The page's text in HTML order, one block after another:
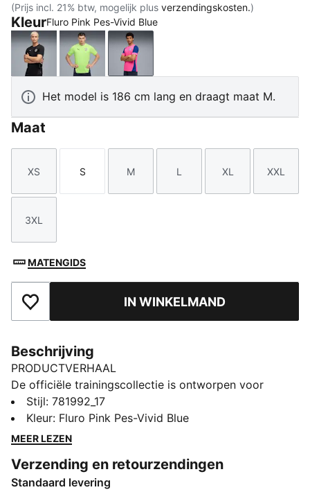
(Prijs incl. 21% btw, mogelijk plus verzendingskosten.)
KleurFluro Pink Pes-Vivid Blue
PUMA Black-PUMA Silver
Fizzy Apple-Blue Violet
Fluro Pink Pes-Vivid Blue
Het model is 186 cm lang en draagt maat M.
Maat
Maat
XS
Maat
S
Maat
M
Maat
L
Maat
XL
Maat
XXL
Maat
3XL
MATENGIDS
Toegevoegd aan favorietenIN WINKELMAND
Beschrijving
PRODUCTVERHAAL
De officiële trainingscollectie is ontworpen voor
topprestaties en is gemaakt voor het seizoen-25/26.
Deze stukken worden gedragen door de profs en
combineren geavanceerde materialen met een
verbeteren. Deze collectie is ontworpen voor comfort,
mobiliteit en clubtrots en zorgt ervoor dat spelers dag
Stijl: 781992_17
Kleur: Fluro Pink Pes-Vivid Blue
MEER LEZEN
Verzending en retourzendingen
Standaard levering